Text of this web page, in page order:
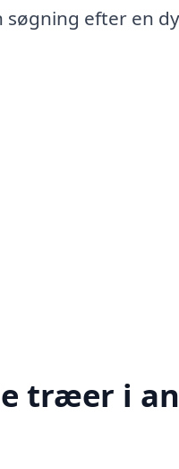
efter en
træer i